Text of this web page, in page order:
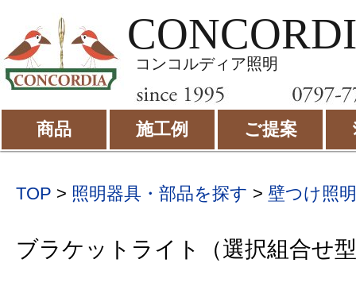
コンコルディア照明
商品 施工例 ご提案
TOP > 照明器具・部品を探す > 壁つけ照明
ブラケットライト（選択組合せ